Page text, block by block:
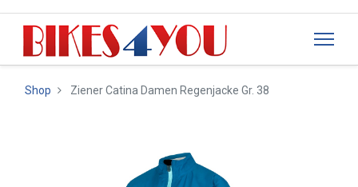
Shop Ziener Catina Damen Regenjacke Gr. 38